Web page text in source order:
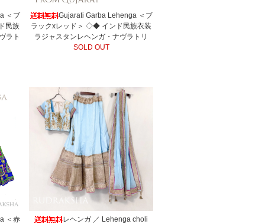
＜ブ
民族
ラト
Gujarati Garba Lehenga ＜ブ
ラックxレッド＞ ◇◆ インド民族衣装
ラジャスタンレヘンガ・ナヴラトリ
SOLD OUT
＜赤
レヘンガ ／ Lehenga choli